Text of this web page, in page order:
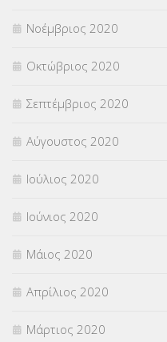
Νοέμβριος 2020
Οκτώβριος 2020
Σεπτέμβριος 2020
Αύγουστος 2020
Ιούλιος 2020
Ιούνιος 2020
Μάιος 2020
Απρίλιος 2020
Μάρτιος 2020